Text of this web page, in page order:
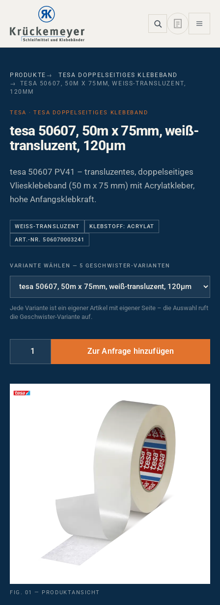
Skip to main navigation
Skip to main content
Skip to page footer
PRODUKTE
TESA DOPPELSEITIGES KLEBEBAND
TESA 50607, 50M X 75MM, WEISS-TRANSLUZENT, 1
20ΜM
TESA · TESA DOPPELSEITIGES KLEBEBAND
tesa 50607, 50m x 75mm, weiß-
transluzent, 120µm
tesa 50607 PV41 – transluzentes, doppelseitiges
Vliesklebeband (50 m x 75 mm) mit Acrylatkleber,
hohe Anfangsklebkraft.
WEISS-TRANSLUZENT KLEBSTOFF: ACRYLAT
ART.-NR. 506070003241
VARIANTE WÄHLEN — 5 GESCHWISTER-VARIANTEN
Jede Variante ist ein eigener Artikel mit eigener Seite – die Auswahl ruft
die Geschwister-Variante auf.
FIG. 01 — PRODUKTANSICHT